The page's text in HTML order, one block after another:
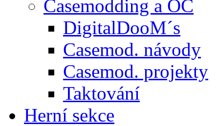
Casemodding a OC
DigitalDooM´s
Casemod. návody
Casemod. projekty
Taktování
Herní sekce